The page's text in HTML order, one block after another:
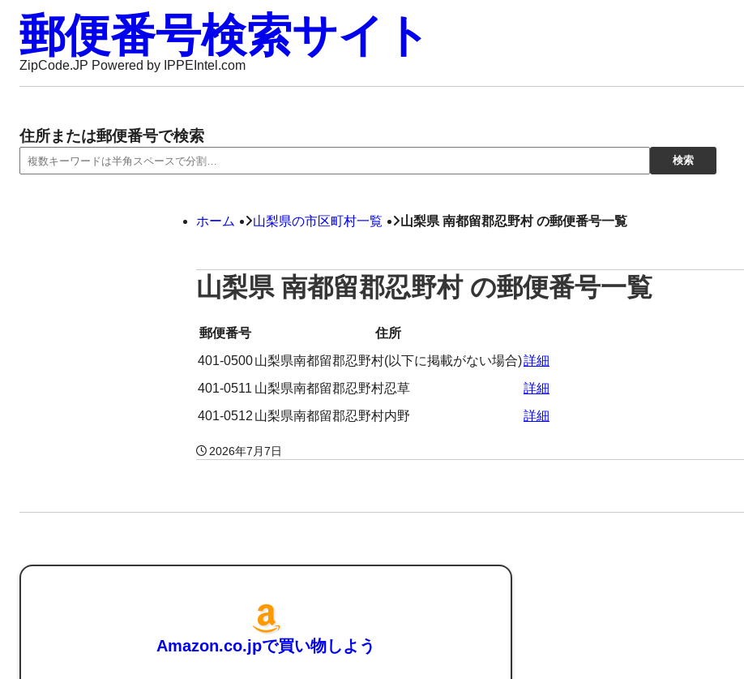
郵便番号検索サイト
ZipCode.JP Powered by IPPEIntel.com
住所または郵便番号で検索
ホーム 山梨県の市区町村一覧 山梨県 南都留郡忍野村 の郵便番号一覧
山梨県 南都留郡忍野村 の郵便番号一覧
郵便番号
住所
401-0500山梨県南都留郡忍野村(以下に掲載がない場合)詳細
401-0511 山梨県南都留郡忍野村忍草
詳細
401-0512 山梨県南都留郡忍野村内野 詳細
2026年7月7日
Amazon.co.jpで買い物しよう